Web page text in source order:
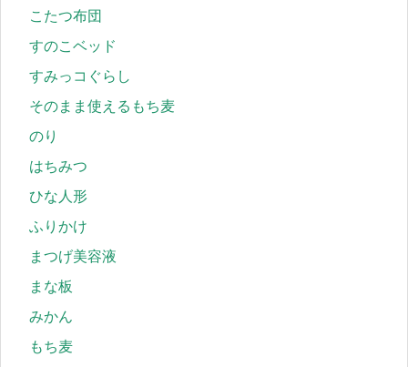
こたつ布団
すのこベッド
すみっコぐらし
そのまま使えるもち麦
のり
はちみつ
ひな人形
ふりかけ
まつげ美容液
まな板
みかん
もち麦